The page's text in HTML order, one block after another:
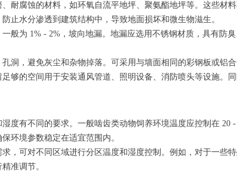
、耐腐蚀的材料，如环氧自流平地坪、聚氨酯地坪等。这些
止水分渗透到建筑结构中，导致地面损坏和微生物滋生。
一般为 1% - 2%，坡向地漏。地漏应选用不锈钢材质，具有防
洞，避免灰尘和杂物掉落。可采用与墙面相同的彩钢板或铝
足够的空间用于安装通风管道、照明设备、消防喷头等设施。
湿度有不同的要求。一般啮齿类动物饲养环境温度应控制在
环境参数稳定在适宜范围内。
求，可对不同区域进行分区温度和湿度控制。例如，对于一
准调节。